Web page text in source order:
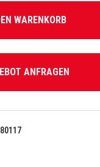
WARENKORB
ANFRAGEN